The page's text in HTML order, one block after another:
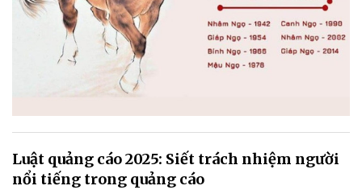
Luật quảng cáo 2025: Siết trách nhiệm người
nổi tiếng trong quảng cáo